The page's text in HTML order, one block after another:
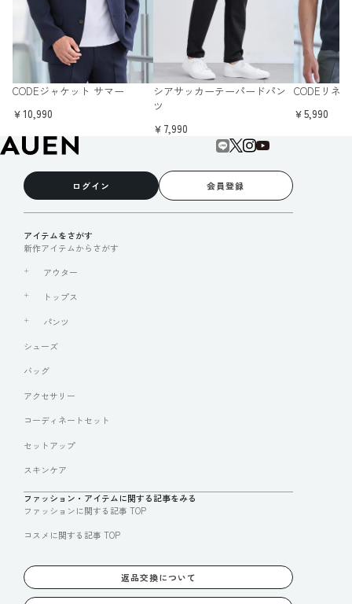
CODEジャケット サマー
￥10,990
シアサッカーテーパードパン
ツ
￥7,990
CODEリネ
￥5,990
ログイン 会員登録
アイテムをさがす
新作アイテムからさがす
アウター
トップス
パンツ
シューズ
バッグ
アクセサリー
コーディネートセット
セットアップ
スキンケア
ファッション・アイテムに関する記事をみる
ファッションに関する記事 TOP
コスメに関する記事 TOP
返品交換について